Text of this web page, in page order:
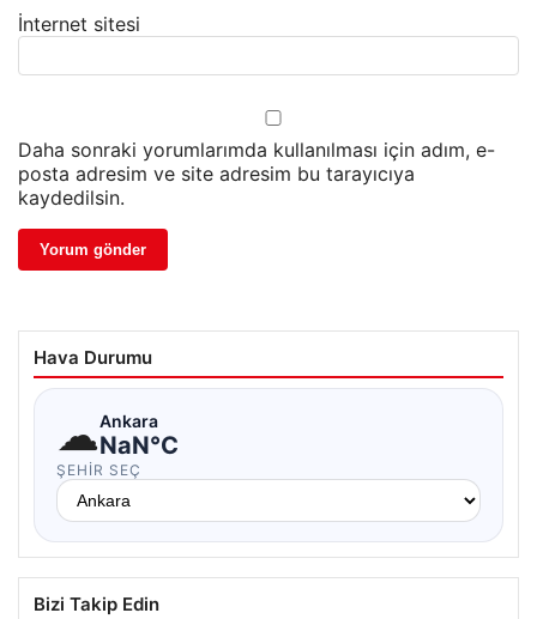
İnternet sitesi
Daha sonraki yorumlarımda kullanılması için adım, e-
posta adresim ve site adresim bu tarayıcıya
kaydedilsin.
Hava Durumu
☁Ankara
NaN°C
ŞEHIR SEÇ
Bizi Takip Edin